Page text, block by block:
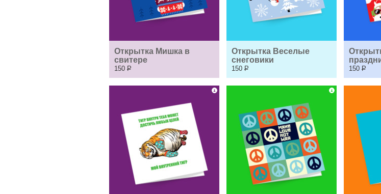
Открытка Мишка в
свитере
150 Р
Открытка Веселые
снеговики
150 Р 150 Р